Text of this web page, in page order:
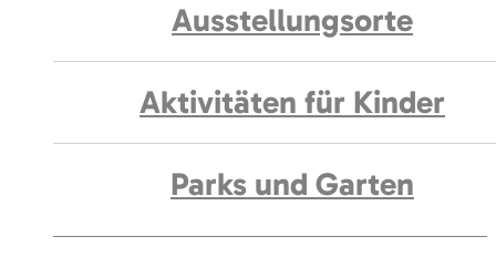
Ausstellungsorte
Aktivitäten für Kinder
Parks und Garten